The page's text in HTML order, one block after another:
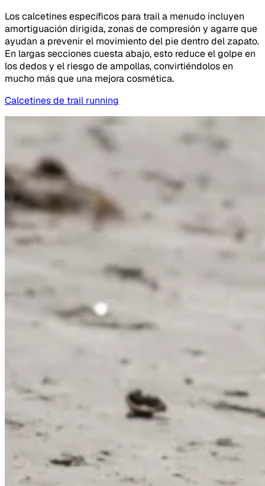
Los calcetines específicos para trail a menudo incluyen
amortiguación dirigida, zonas de compresión y agarre que
ayudan a prevenir el movimiento del pie dentro del zapato.
En largas secciones cuesta abajo, esto reduce el golpe en
los dedos y el riesgo de ampollas, convirtiéndolos en
mucho más que una mejora cosmética.
Calcetines de trail running